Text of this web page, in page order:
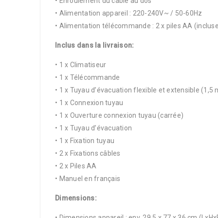
• Alimentation appareil : 220-240V~ / 50-60Hz
• Alimentation télécommande : 2 x piles AA
Inclus dans la livraison:
• 1 x Climatiseur
• 1 x Télécommande
• 1 x Tuyau d’évacuation flexible et extensible (1,5
• 1 x Connexion tuyau
• 1 x Ouverture connexion tuyau (carrée)
• 1 x Tuyau d’évacuation
• 1 x Fixation tuyau
• 2 x Fixations câbles
• 2 x Piles AA
• Manuel en français
Dimensions: